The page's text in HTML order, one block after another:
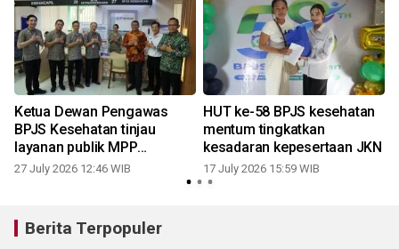
Ketua Dewan Pengawas
BPJS Kesehatan tinjau
layanan publik MPP
Palangka Raya
27 July 2026 12:46 WIB
HUT ke-58 BPJS kesehatan
mentum tingkatkan
kesadaran kepesertaan JKN
17 July 2026 15:59 WIB
Berita Terpopuler